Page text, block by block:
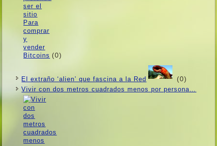
(0)
El extraño ‘alien’ que fascina a la Red (0)
Vivir con dos metros cuadrados menos por persona…